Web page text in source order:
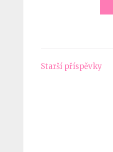
Navigace
Starší příspěvky